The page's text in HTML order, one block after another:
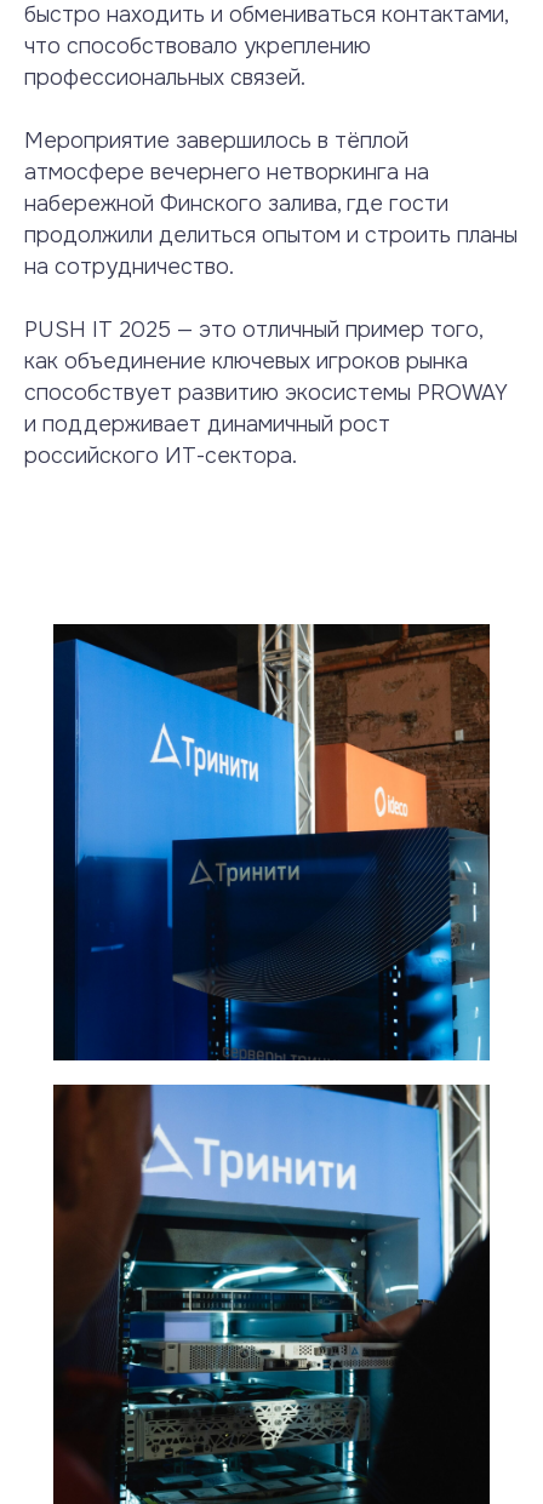
быстро находить и обмениваться контактами,
что способствовало укреплению
профессиональных связей.
Мероприятие завершилось в тёплой
атмосфере вечернего нетворкинга на
набережной Финского залива, где гости
продолжили делиться опытом и строить планы
на сотрудничество.
PUSH IT 2025 — это отличный пример того,
как объединение ключевых игроков рынка
способствует развитию экосистемы PROWAY
и поддерживает динамичный рост
российского ИТ-сектора.